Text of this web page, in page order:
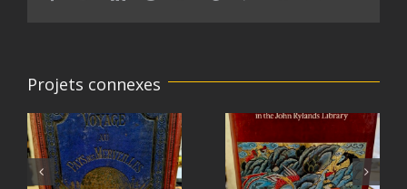
Projets connexes